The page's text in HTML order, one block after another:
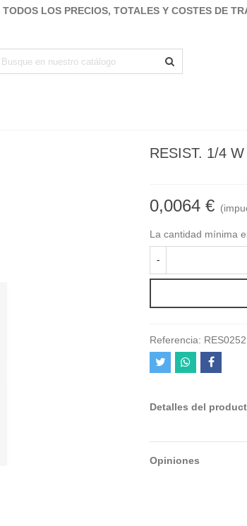
TODOS LOS PRECIOS, TOTALES Y COSTES DE
RESIST. 1/4
0,0064 €
La cantidad mínima
-
Referencia:
Detalles del
Opiniones